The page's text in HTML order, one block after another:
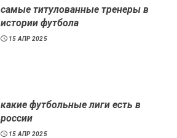
самые титулованные тренеры в
истории футбола
15 АПР 2025
какие футбольные лиги есть в
россии
15 АПР 2025